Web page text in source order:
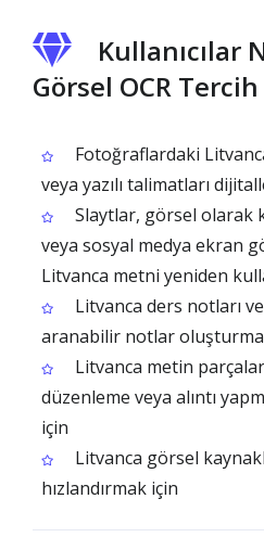
Kullanıcılar
Görsel OCR
Fotoğraflardaki
veya yazılı talimatları
Slaytlar, görsel olarak
veya sosyal medya ekran
Litvanca metni yeniden
Litvanca ders notları
aranabilir notlar
Litvanca metin
düzenleme veya alıntı
için
Litvanca görsel
hızlandırmak için